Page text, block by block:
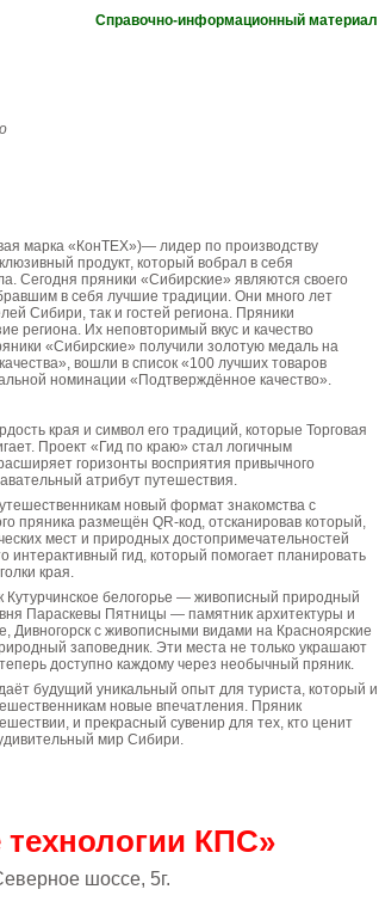
Справочно-информационный материал
марка «КонТЕХ»)— лидер по производству
продукт, который вобрал в себя
Сегодня пряники «Сибирские» являются своего
в себя лучшие традиции. Они много лет
Сибири, так и гостей региона. Пряники
региона. Их неповторимый вкус и качество
«Сибирские» получили золотую медаль на
вошли в список «100 лучших товаров
номинации «Подтверждённое качество».
края и символ его традиций, которые Торговая
Проект «Гид по краю» стал логичным
горизонты восприятия привычного
атрибут путешествия.
новый формат знакомства с
пряника размещён QR-код, отсканировав который,
мест и природных достопримечательностей
интерактивный гид, который помогает планировать
края.
Кутурчинское белогорье — живописный природный
Параскевы Пятницы — памятник архитектуры и
Дивногорск с живописными видами на Красноярские
заповедник. Эти места не только украшают
доступно каждому через необычный пряник.
будущий уникальный опыт для туриста, который и
новые впечатления. Пряник
и прекрасный сувенир для тех, кто ценит
мир Сибири.
КПС»
шоссе, 5г.